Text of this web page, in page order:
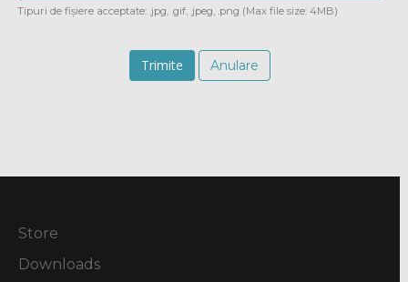
Tipuri de fișiere acceptate: .jpg, .gif, .jpeg, .png (Max file size: 4MB)
Anulare
Store
Downloads